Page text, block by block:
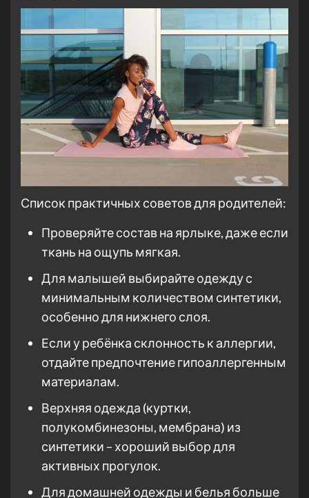
Список практичных советов для родителей:
Проверяйте состав на ярлыке, даже если
ткань на ощупь мягкая.
Для малышей выбирайте одежду с
минимальным количеством синтетики,
особенно для нижнего слоя.
Если у ребёнка склонность к аллергии,
отдайте предпочтение гипоаллергенным
материалам.
Верхняя одежда (куртки,
полукомбинезоны, мембрана) из
синтетики – хороший выбор для
активных прогулок.
Для домашней одежды и белья больше